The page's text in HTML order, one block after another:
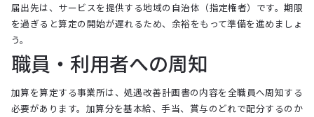
届出先は、サービスを提供する地域の自治体（指定権者）です。期限
を過ぎると算定の開始が遅れるため、余裕をもって準備を進めましょ
う。
職員・利用者への周知
加算を算定する事業所は、処遇改善計画書の内容を全職員へ周知する
必要があります。加算分を基本給、手当、賞与のどれで配分するのか